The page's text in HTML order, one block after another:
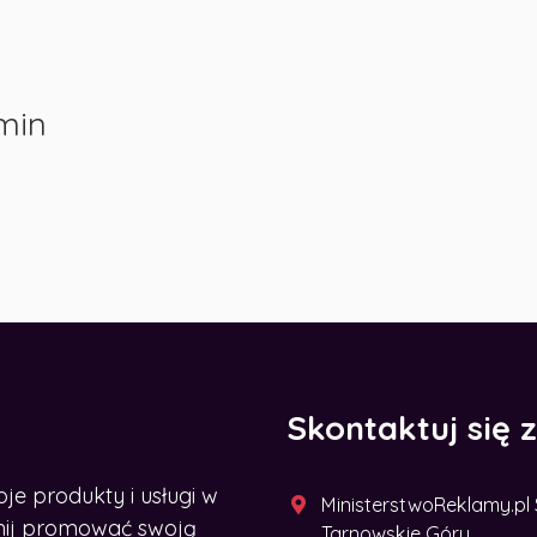
produkty i usługi w
promować swoją
Skontaktuj się
MinisterstwoReklamy.pl